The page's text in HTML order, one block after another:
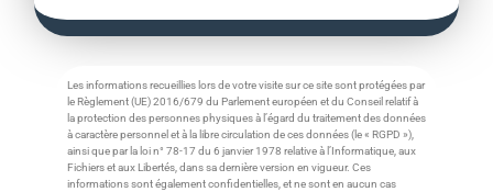
Les informations recueillies lors de votre visite sur ce site sont protégées par
le Règlement (UE) 2016/679 du Parlement européen et du Conseil relatif à
la protection des personnes physiques à l’égard du traitement des données
à caractère personnel et à la libre circulation de ces données (le « RGPD »),
ainsi que par la loi n° 78-17 du 6 janvier 1978 relative à l’Informatique, aux
Fichiers et aux Libertés, dans sa dernière version en vigueur. Ces
informations sont également confidentielles, et ne sont en aucun cas